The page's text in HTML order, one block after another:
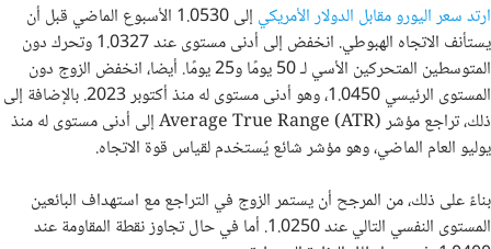
ارتد سعر اليورو مقابل الدولار الأمريكي
إلى 1.0530 الأسبوع الماضي قبل أن
يستأنف الاتجاه الهبوطي. انخفض إلى أدنى مستوى عند 1.0327 وتحرك دون
المتوسطين المتحركين الأسي لـ 50 يومًا و25 يومًا. أيضا، انخفض الزوج دون
المستوى الرئيسي 1.0450، وهو أدنى مستوى له منذ أكتوبر 2023. بالإضافة إلى
ذلك، تراجع مؤشر Average True Range (ATR) إلى أدنى مستوى له منذ
يوليو العام الماضي، وهو مؤشر شائع يُستخدم لقياس قوة الاتجاه.
بناءً على ذلك، من المرجح أن يستمر الزوج في التراجع مع استهداف البائعين
المستوى النفسي التالي عند 1.0250. أما في حال تجاوز نقطة المقاومة عند